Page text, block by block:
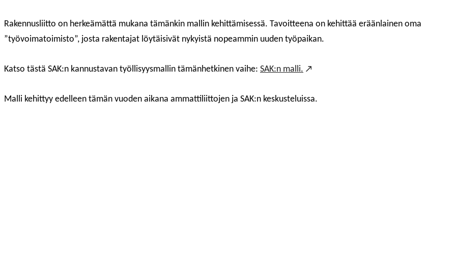
Rakennusliitto on herkeämättä mukana tämänkin mallin kehittämisessä. Tavoitteena on kehittää eräänlainen oma
”työvoimatoimisto”, josta rakentajat löytäisivät nykyistä nopeammin uuden työpaikan.
Katso tästä SAK:n kannustavan työllisyysmallin tämänhetkinen vaihe: SAK:n malli.
Malli kehittyy edelleen tämän vuoden aikana ammattiliittojen ja SAK:n keskusteluissa.